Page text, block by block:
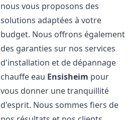
nous vous proposons des
solutions adaptées à votre
budget. Nous offrons également
des garanties sur nos services
d'installation et de dépannage
chauffe eau Ensisheim pour
vous donner une tranquillité
d'esprit. Nous sommes fiers de